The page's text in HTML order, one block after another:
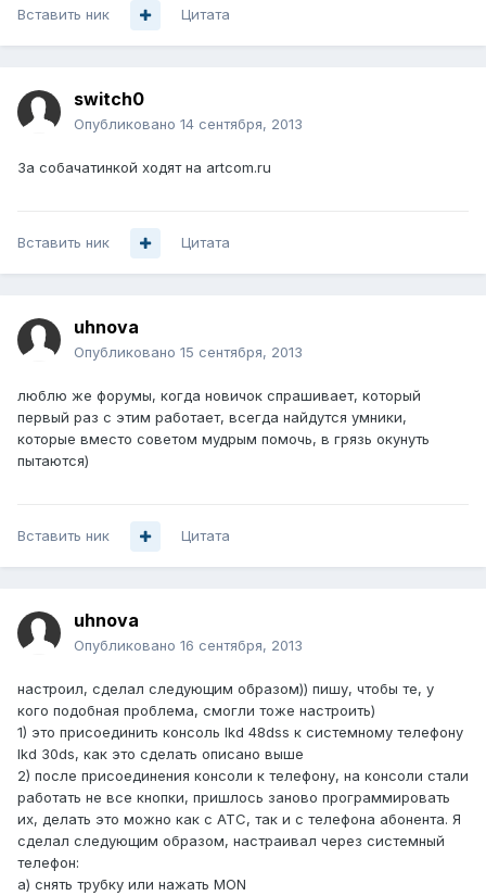
Вставить ник Цитата
switch0
Опубликовано 14 сентября, 2013
За собачатинкой ходят на artcom.ru
Вставить ник Цитата
uhnova
Опубликовано 15 сентября, 2013
люблю же форумы, когда новичок спрашивает, который
первый раз с этим работает, всегда найдутся умники,
которые вместо советом мудрым помочь, в грязь окунуть
пытаются)
Вставить ник Цитата
uhnova
Опубликовано 16 сентября, 2013
настроил, сделал следующим образом)) пишу, чтобы те, у
кого подобная проблема, смогли тоже настроить)
1) это присоединить консоль lkd 48dss к системному телефону
lkd 30ds, как это сделать описано выше
2) после присоединения консоли к телефону, на консоли стали
работать не все кнопки, пришлось заново программировать
их, делать это можно как с АТС, так и с телефона абонента. Я
сделал следующим образом, настраивал через системный
телефон:
а) снять трубку или нажать MON